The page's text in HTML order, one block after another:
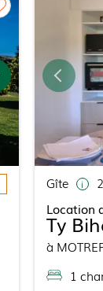
Gîte
Location
Ty
à
1